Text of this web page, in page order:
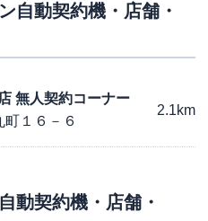
自動契約機・店舗・
無人契約コーナー
１６－６
2.1km
動契約機・店舗・